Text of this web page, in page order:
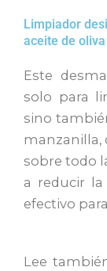
Limpiador
aceite de oliva
Este
solo para
sino
manzanilla,
sobre todo
a reducir
efectivo para
Lee